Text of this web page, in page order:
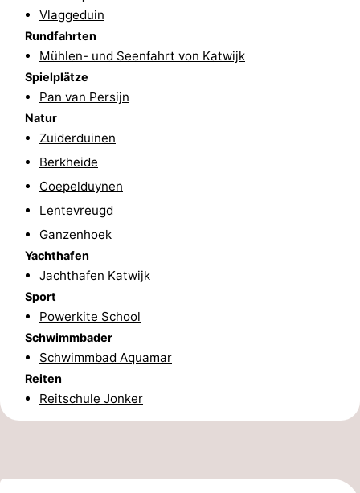
Natur
Hollands
Duin
Noordwijk
Katwijk
Scheveningen
Haag
Rotterdam
Rockanje
Wetter
Kontakt
Vlaggeduin
Rundfahrten
Mühlen- und Seenfahrt von Katwijk
Spielplätze
Pan van Persijn
Natur
Zuiderduinen
Berkheide
Coepelduynen
Lentevreugd
Ganzenhoek
Yachthafen
Jachthafen Katwijk
Sport
Powerkite School
Schwimmbader
Schwimmbad Aquamar
Reiten
Reitschule Jonker